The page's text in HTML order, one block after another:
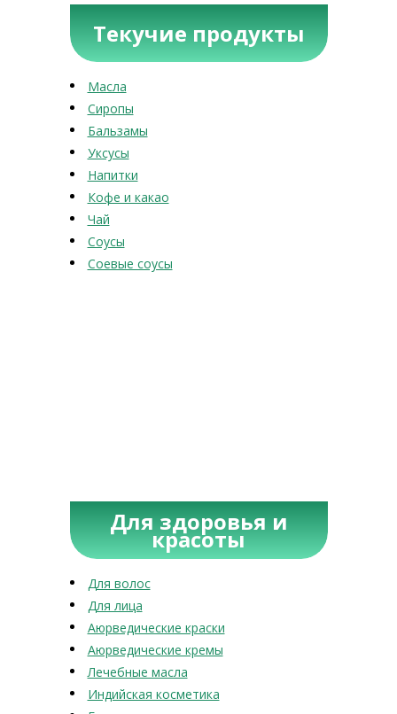
Текучие продукты
Масла
Сиропы
Бальзамы
Уксусы
Напитки
Кофе и какао
Чай
Соусы
Соевые соусы
Для здоровья и
красоты
Для волос
Для лица
Аюрведические краски
Аюрведические кремы
Лечебные масла
Индийская косметика